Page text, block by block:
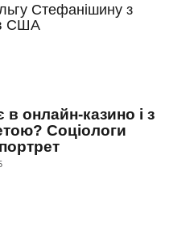
Стефанішину з
в США
в онлайн-казино і з
Соціологи